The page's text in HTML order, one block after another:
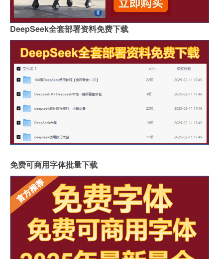
DeepSeek全套部署资料免费下载
免费可商用字体批量下载